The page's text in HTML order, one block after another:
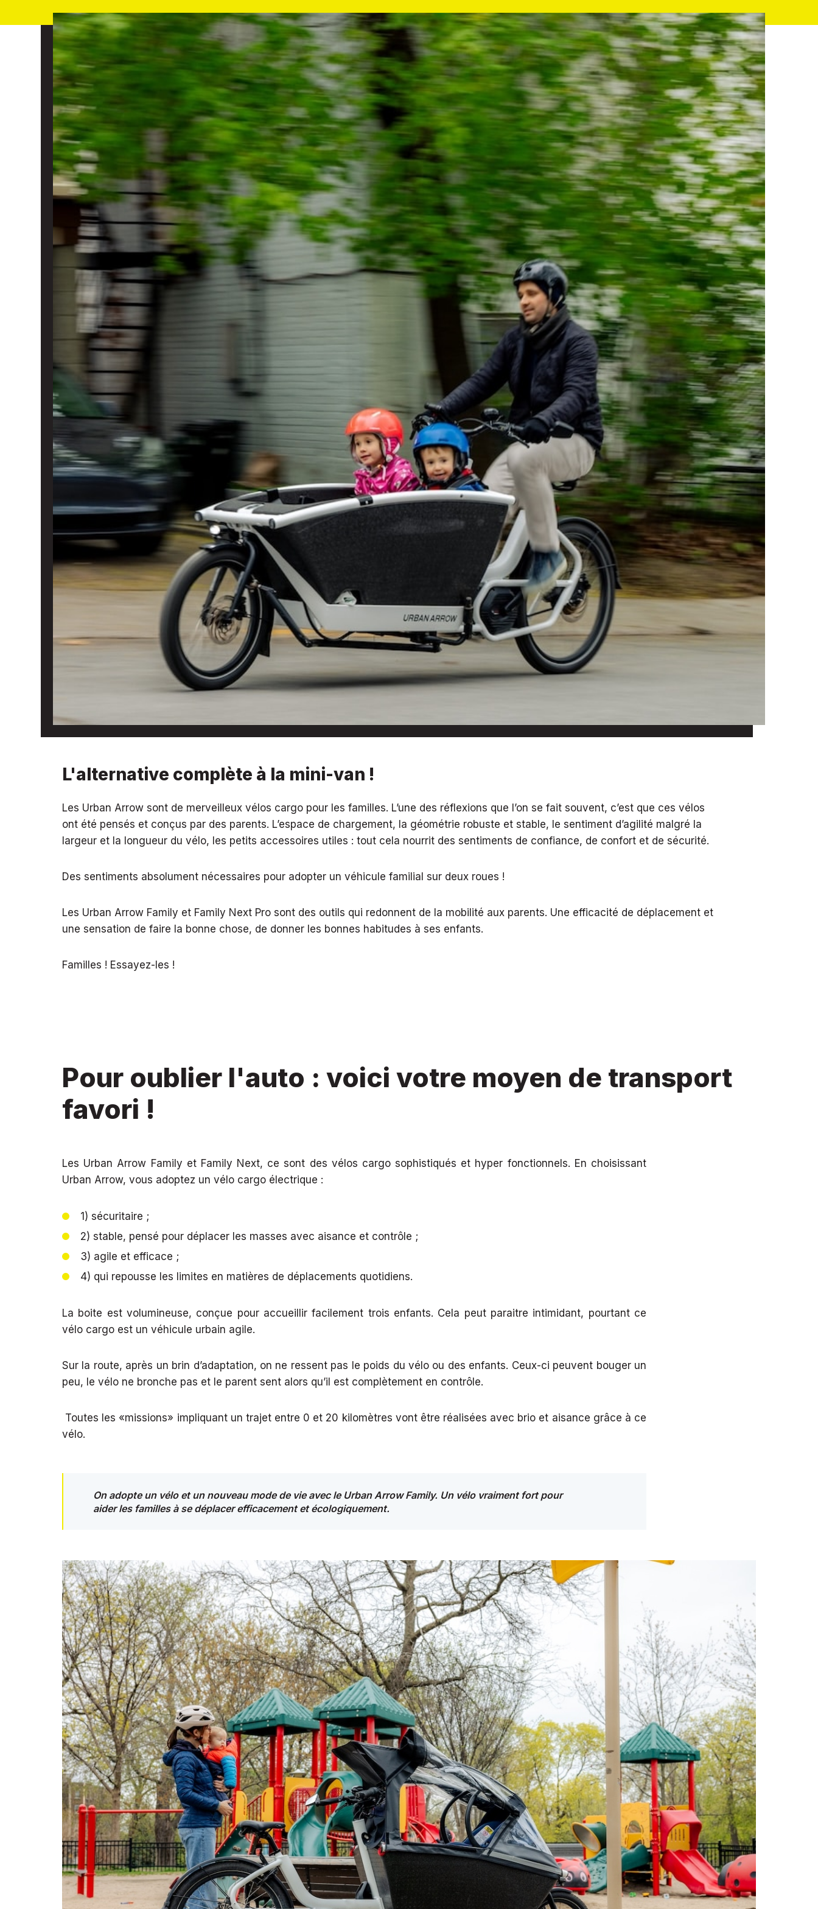
L'alternative complète à la mini-van !
Les Urban Arrow sont de merveilleux vélos cargo pour les familles. L’une des réflexions que l’on se fait souvent, c’est que ces vélos
ont été pensés et conçus par des parents. L’espace de chargement, la géométrie robuste et stable, le sentiment d’agilité malgré la
largeur et la longueur du vélo, les petits accessoires utiles : tout cela nourrit des sentiments de confiance, de confort et de sécurité.
Des sentiments absolument nécessaires pour adopter un véhicule familial sur deux roues !
Les Urban Arrow Family et Family Next Pro sont des outils qui redonnent de la mobilité aux parents. Une efficacité de déplacement et
une sensation de faire la bonne chose, de donner les bonnes habitudes à ses enfants.
Familles ! Essayez-les !
Pour oublier l'auto : voici votre moyen de transport
favori !
Les Urban Arrow Family et Family Next, ce sont des vélos cargo sophistiqués et hyper fonctionnels. En choisissant
Urban Arrow, vous adoptez un vélo cargo électrique :
1) sécuritaire ;
2) stable, pensé pour déplacer les masses avec aisance et contrôle ;
3) agile et efficace ;
4) qui repousse les limites en matières de déplacements quotidiens.
La boite est volumineuse, conçue pour accueillir facilement trois enfants. Cela peut paraitre intimidant, pourtant ce
vélo cargo est un véhicule urbain agile.
Sur la route, après un brin d’adaptation, on ne ressent pas le poids du vélo ou des enfants. Ceux-ci peuvent bouger un
peu, le vélo ne bronche pas et le parent sent alors qu’il est complètement en contrôle.
Toutes les «missions» impliquant un trajet entre 0 et 20 kilomètres vont être réalisées avec brio et aisance grâce à ce
vélo.
On adopte un vélo et un nouveau mode de vie avec le Urban Arrow Family. Un vélo vraiment fort pour
aider les familles à se déplacer efficacement et écologiquement.